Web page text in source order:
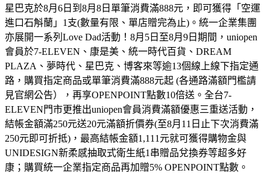
星巴克於8月6日到8月8日單筆消費滿888元，即可獲得「空運
進口石斛蘭」1支(數量有限、單店贈完為止)。統一企業集團
亦展開一系列Love Dad活動！8月5日至8月9日期間，uniopen
會員於7-ELEVEN、康是美、統一時代百貨、DREAM
PLAZA、夢時代、星巴克、博客來等逾13個線上線下指定通
路，購買指定商品或單筆消費滿888元起 (各通路滿額門檻請
見官網公告），再享OPENPOINT點數10倍送。全台7-
ELEVEN門市更推出uniopen會員消費滿額優惠三重送活動，
結帳金額滿250元送20元滿額折價券(至8月11日止下次消費滿
250元即可折抵)，最高結帳金額1,111元就可獲得購物金與
UNIDESIGN新柔感抽取式衛生紙1串贈品兌換券等超多好
康；購買統一企業指定商品再加贈5% OPENPOINT點數。